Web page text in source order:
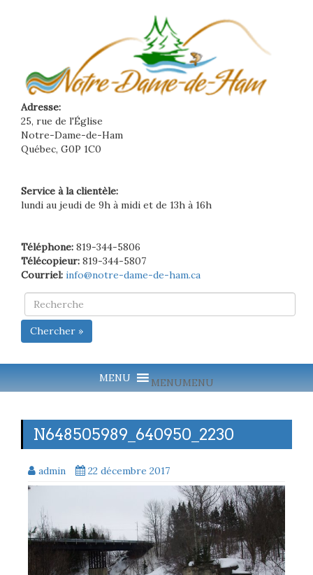
Adresse:
25, rue de l'Église
Notre-Dame-de-Ham
Québec, G0P 1C0
Service à la clientèle:
lundi au jeudi de 9h à midi et de 13h à 16h
Téléphone: 819-344-5806
Télécopieur: 819-344-5807
Courriel: info@notre-dame-de-ham.ca
Chercher »
MENUMENU
N648505989_640950_2230
admin 22 décembre 2017